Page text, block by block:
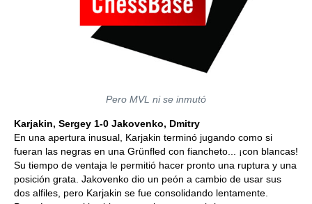
Pero MVL ni se inmutó
Karjakin, Sergey 1-0 Jakovenko, Dmitry
En una apertura inusual, Karjakin terminó jugando como si
fueran las negras en una Grünfled con fiancheto... ¡con blancas!
Su tiempo de ventaja le permitió hacer pronto una ruptura y una
posición grata. Jakovenko dio un peón a cambio de usar sus
dos alfiles, pero Karjakin se fue consolidando lentamente.